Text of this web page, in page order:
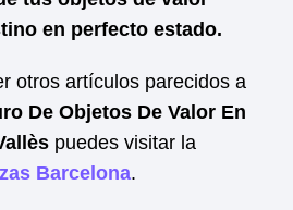
en perfecto estado.
otros artículos parecidos a
De Objetos De Valor En
puedes visitar la
Barcelona.